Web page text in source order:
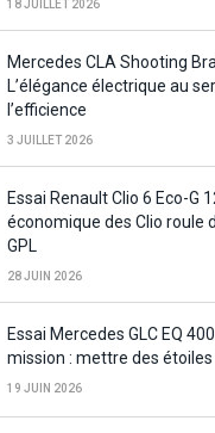
18 JUILLET 2026
Mercedes CLA Shooting
L’élégance électrique au
l’efficience
3 JUILLET 2026
Essai Renault Clio 6 Eco-G
économique des Clio roule
GPL
28 JUIN 2026
Essai Mercedes GLC EQ
mission : mettre des
19 JUIN 2026